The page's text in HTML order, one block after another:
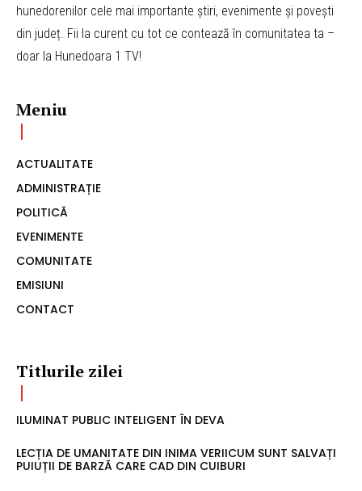
hunedorenilor cele mai importante știri, evenimente și povești
din județ. Fii la curent cu tot ce contează în comunitatea ta –
doar la Hunedoara 1 TV!
Meniu
ACTUALITATE
ADMINISTRAȚIE
POLITICĂ
EVENIMENTE
COMUNITATE
EMISIUNI
CONTACT
Titlurile zilei
ILUMINAT PUBLIC INTELIGENT ÎN DEVA
LECȚIA DE UMANITATE DIN INIMA VERIICUM SUNT SALVAȚI
PUIUȚII DE BARZĂ CARE CAD DIN CUIBURI